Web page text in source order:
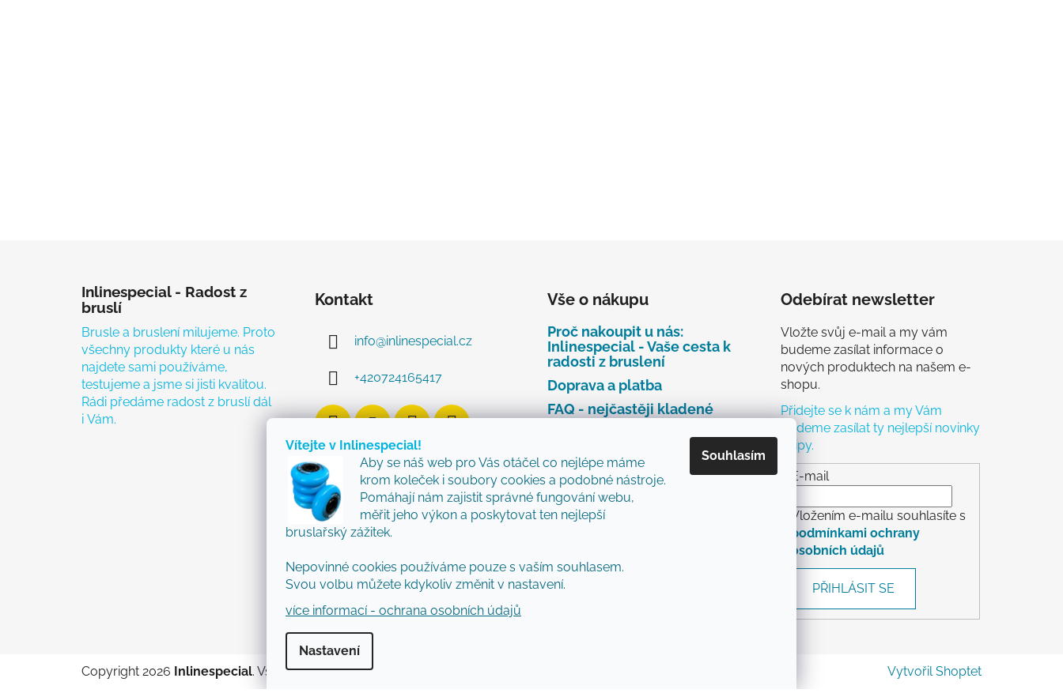
Vítejte v Inlinespecial!
Aby se náš web pro Vás otáčel co nejlépe máme
krom koleček i soubory cookies a podobné nástroje.
Pomáhají nám zajistit správné fungování webu,
měřit jeho výkon a poskytovat ten nejlepší
bruslařský zážitek.
Nepovinné cookies používáme pouze s vaším souhlasem.
Svou volbu můžete kdykoliv změnit v nastavení.
více informací - ochrana osobních údajů
Nastavení
Souhlasím
Inlinespecial - Radost z
bruslí
Brusle a bruslení milujeme. Proto
všechny produkty které u nás
najdete sami používáme,
testujeme a jsme si jisti kvalitou.
Rádi předáme radost z bruslí dál
i Vám.
Kontakt
info@inlinespecial.cz
+420724165417
Vše o nákupu
Proč nakoupit u nás:
Inlinespecial - Vaše cesta k
radosti z bruslení
Doprava a platba
FAQ - nejčastěji kladené
dotazy
Najdete u nás tyto značky
Zásady ochrany osobních
údajů
Obchodní podmínky
nebo výměnu zboží
Odebírat newsletter
Vložte svůj e-mail a my vám
budeme zasílat informace o
nových produktech na našem e-
shopu.
Přidejte se k nám a my Vám
budeme zasílat ty nejlepší novinky
a tipy.
E-mail
Vložením e-mailu souhlasíte s
podmínkami ochrany
osobních údajů
PŘIHLÁSIT SE
Vytvořil Shoptet
Copyright 2026 Inlinespecial. Všechna práva vyhrazena.